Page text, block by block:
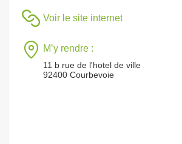
Voir le site internet
M’y rendre :
11 b rue de l'hotel de ville
92400 Courbevoie